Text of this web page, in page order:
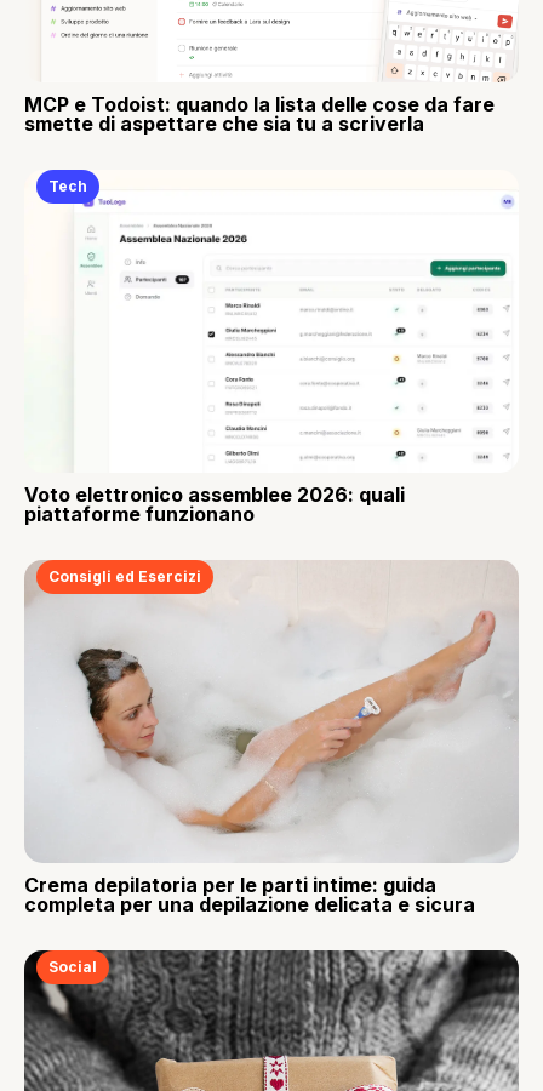
MCP e Todoist: quando la lista delle cose da fare
smette di aspettare che sia tu a scriverla
Tech
Voto elettronico assemblee 2026: quali
piattaforme funzionano
Consigli ed Esercizi
Crema depilatoria per le parti intime: guida
completa per una depilazione delicata e sicura
Social